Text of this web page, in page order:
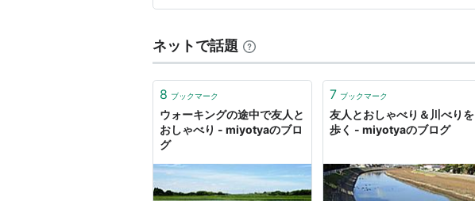
～と感じています。 それでも、この世に…
ネットで話題
8 ブックマーク
ウォーキングの途中で友人と
おしゃべり - miyotyaのブロ
グ
7 ブックマーク
友人とおしゃべり＆川べりを
歩く - miyotyaのブログ